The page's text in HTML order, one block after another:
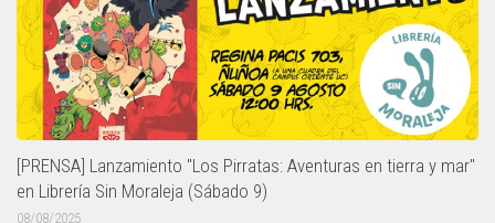
[PRENSA] Lanzamiento "Los Pirratas: Aventuras en tierra y mar"
en Librería Sin Moraleja (Sábado 9)
08/08/2025